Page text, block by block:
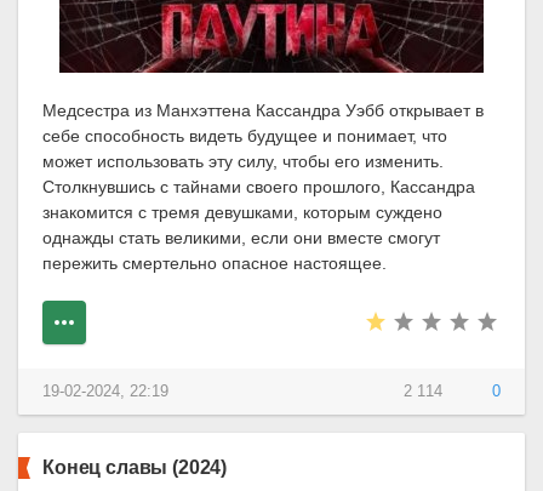
Медсестра из Манхэттена Кассандра Уэбб открывает в
себе способность видеть будущее и понимает, что
может использовать эту силу, чтобы его изменить.
Столкнувшись с тайнами своего прошлого, Кассандра
знакомится с тремя девушками, которым суждено
однажды стать великими, если они вместе смогут
пережить смертельно опасное настоящее.
2 114 0
19-02-2024, 22:19
Конец славы (2024)